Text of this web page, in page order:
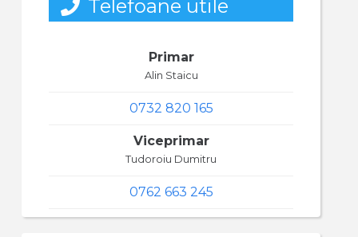
Telefoane utile
Primar
Alin Staicu
0732 820 165
Viceprimar
Tudoroiu Dumitru
0762 663 245